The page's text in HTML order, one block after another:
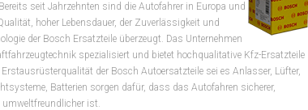
seit Jahrzehnten sind die Autofahrer in Europa und
hoher Lebensdauer, der Zuverlässigkeit und
der Bosch Ersatzteile überzeugt. Das Unternehmen
spezialisiert und bietet hochqualitative Kfz-Ersatzteile
Erstausrüsterqualität der Bosch Autoersatzteile sei es Anlasser, Lüfter,
Batterien sorgen dafür, dass das Autofahren sicherer,
ist.